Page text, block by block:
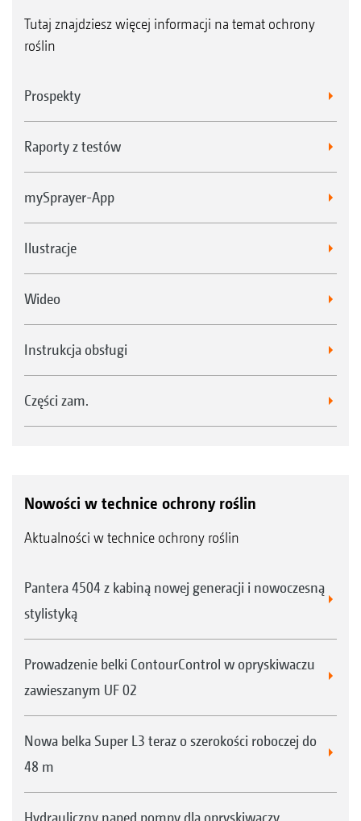
Tutaj znajdziesz więcej informacji na temat ochrony
roślin
Prospekty
Raporty z testów
mySprayer-App
Ilustracje
Wideo
Instrukcja obsługi
Części zam.
Nowości w technice ochrony roślin
Aktualności w technice ochrony roślin
Pantera 4504 z kabiną nowej generacji i nowoczesną
stylistyką
Prowadzenie belki ContourControl w opryskiwaczu
zawieszanym UF 02
Nowa belka Super L3 teraz o szerokości roboczej do
48 m
Hydrauliczny napęd pompy dla opryskiwaczy